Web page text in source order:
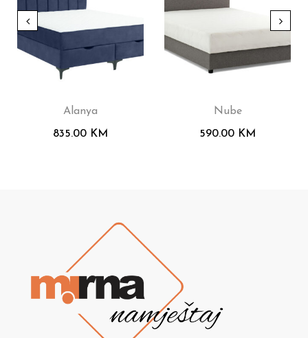
Alanya
835.00 KM
Nube
590.00 KM